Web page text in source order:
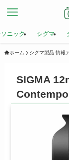
ニック シグマ
ホーム シグマ製品 情報
SIGMA